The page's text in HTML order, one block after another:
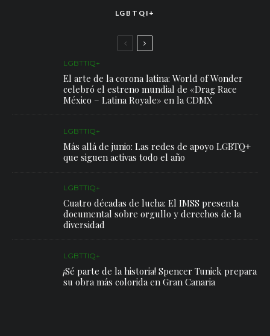
LGBTQI+
LGBTTIQ+
El arte de la corona latina: World of Wonder
celebró el estreno mundial de «Drag Race
México – Latina Royale» en la CDMX
LGBTTIQ+
Más allá de junio: Las redes de apoyo LGBTQ+
que siguen activas todo el año
LGBTTIQ+
Cuatro décadas de lucha: El IMSS presenta
documental sobre orgullo y derechos de la
diversidad
LGBTTIQ+
¡Sé parte de la historia! Spencer Tunick prepara
su obra más colorida en Gran Canaria